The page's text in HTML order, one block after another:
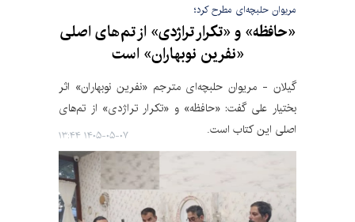
مریوان حلبچه‌ای مطرح کرد؛
«حافظه» و «تکرار تراژدی» از تم‌های اصلی
«نفرین نوبهاران» است
گیلان - مریوان حلبچه‌ای مترجم «نفرین نوبهاران» اثر
بختیار علی گفت: «حافظه» و «تکرار تراژدی» از تم‌های
اصلی این کتاب است.
۱۴۰۵-۰۵-۰۷ ۱۳:۴۴